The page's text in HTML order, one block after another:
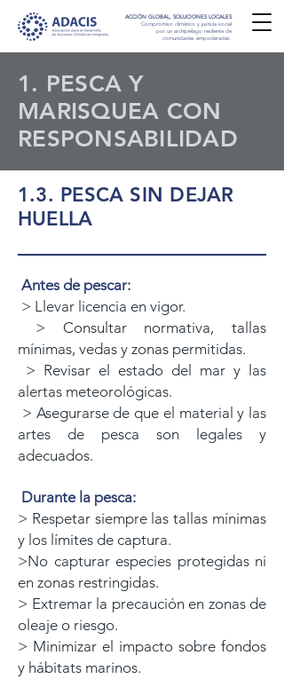
ACCIÓN GLOBAL, SOLUCIONES LOCALES
Compromiso climático y justicia social
por un archipiélago resiliente de
comunidades empoderadas.
1. PESCA Y
MARISQUEA CON
RESPONSABILIDAD
1.3. PESCA SIN DEJAR
HUELLA
Antes de pescar:
> Llevar licencia en vigor.
> Consultar normativa, tallas
mínimas, vedas y zonas permitidas.
> Revisar el estado del mar y las
alertas meteorológicas.
> Asegurarse de que el material y las
artes de pesca son legales y
adecuados.
Durante la pesca:
> Respetar siempre las tallas mínimas
y los límites de captura.
>No capturar especies protegidas ni
en zonas restringidas.
> Extremar la precaución en zonas de
oleaje o riesgo.
> Minimizar el impacto sobre fondos
y hábitats marinos.